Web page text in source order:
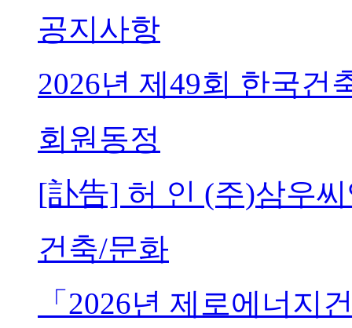
공지사항
2026년 제49회 한국건
회원동정
[訃告] 허 인 (주)삼우
건축/문화
「2026년 제로에너지